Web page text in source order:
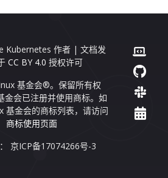
Kubernetes 作者 | 文档发
CC BY 4.0 授权许可
基金会®。保留所有权
金会已注册并使用商标。如
基金会的商标列表，请访问
商标使用页面
京ICP备17074266号-3